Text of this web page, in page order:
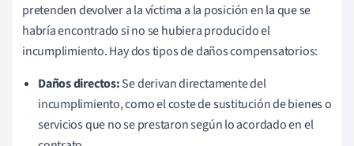
pretenden devolver a la víctima a la posición en la que se
habría encontrado si no se hubiera producido el
incumplimiento. Hay dos tipos de daños compensatorios:
Daños directos:Se derivan directamente del
incumplimiento, como el coste de sustitución de bienes o
servicios que no se prestaron según lo acordado en el